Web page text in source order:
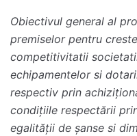
Obiectivul general al
premiselor pentru
competitivitatii
echipamentelor si
respectiv prin
condiţiile respectării
egalităţii de şanse si